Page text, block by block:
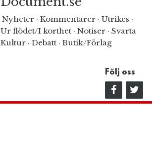
Nyheter· Kommentarer· Utrikes ·
Ur flödet/I korthet · Notiser · Svarta
Kultur · Debatt · Butik/Förlag
Följ oss